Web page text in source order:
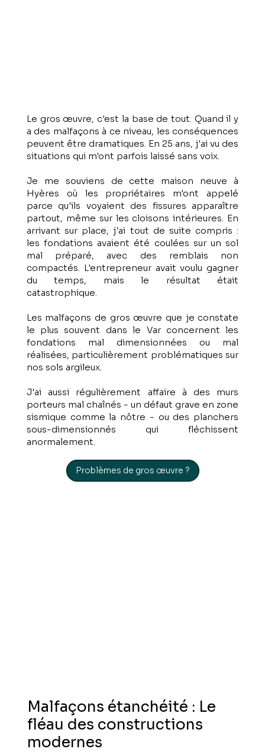
Le gros œuvre, c'est la base de tout. Quand il y
a des malfaçons à ce niveau, les conséquences
peuvent être dramatiques. En 25 ans, j'ai vu des
situations qui m'ont parfois laissé sans voix.
Je me souviens de cette maison neuve à
Hyères où les propriétaires m'ont appelé
parce qu'ils voyaient des fissures apparaître
partout, même sur les cloisons intérieures. En
arrivant sur place, j'ai tout de suite compris :
les fondations avaient été coulées sur un sol
mal préparé, avec des remblais non
compactés. L'entrepreneur avait voulu gagner
du temps, mais le résultat était
catastrophique.
Les malfaçons de gros œuvre que je constate
le plus souvent dans le Var concernent les
fondations mal dimensionnées ou mal
réalisées, particulièrement problématiques sur
nos sols argileux.
J'ai aussi régulièrement affaire à des murs
porteurs mal chaînés - un défaut grave en zone
sismique comme la nôtre - ou des planchers
sous-dimensionnés qui fléchissent
anormalement.
Problèmes de gros œuvre ?
Malfaçons étanchéité : Le
fléau des constructions
modernes